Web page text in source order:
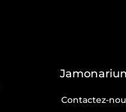
Contactez-